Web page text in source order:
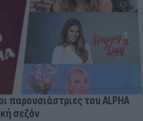
παρουσιάστριες του ALPHA
σεζόν